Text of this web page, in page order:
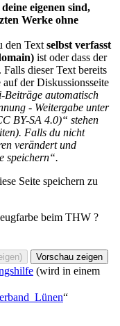
eigenen sind,
Werke ohne
den Text selbst verfasst
ist oder dass der
Falls dieser Text bereits
der Diskussionsseite
Beiträge automatisch
- Weitergabe unter
BY-SA 4.0)“ stehen
Falls du nicht
verändert und
speichern“.
Seite speichern zu
beim THW ?
(wird in einem
“